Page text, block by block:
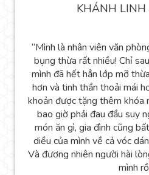
KHÁNH
“Mình là nhân viên văn
bụng thừa rất nhiều! Chỉ
mình đã hết hẳn lớp mỡ
hơn và tinh thần thoải mái
khoản được tặng thêm khóa
bao giờ phải đau đầu suy
món ăn gì, gia đình cũng
diều của mình về cả vóc
Và đương nhiên người hài
mình